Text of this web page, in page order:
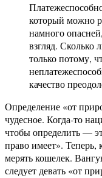
который можно
намного
взгляд. Сколько
только потому,
качество
Определение «от
чудесное. Когда-то
чтобы определить —
право имеет». Теперь,
мерять кошелек.
следует девать «от